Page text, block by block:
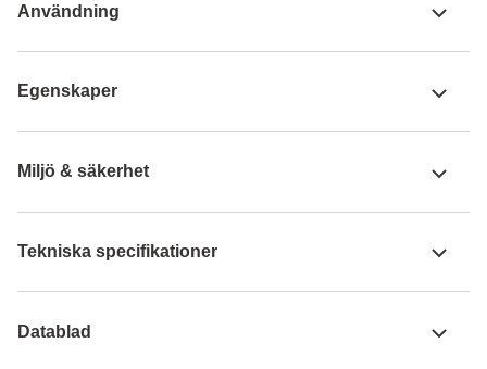
Användning
Egenskaper
Miljö & säkerhet
Tekniska specifikationer
Datablad